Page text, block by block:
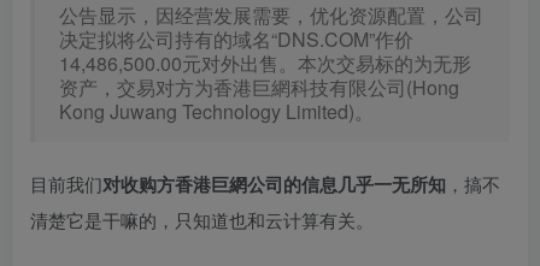
公告显示，因经营发展需要，优化资源配置，公司
决定拟将公司持有的域名“DNS.COM”作价
14,486,500.00元对外出售。本次交易标的为无形
资产，交易对方为香港巨網科技有限公司(Hong
Kong Juwang Technology Limited)。
目前我们对收购方香港巨網公司的信息几乎一无所知 ，搞不
清楚它是干嘛的，只知道也和云计算有关。